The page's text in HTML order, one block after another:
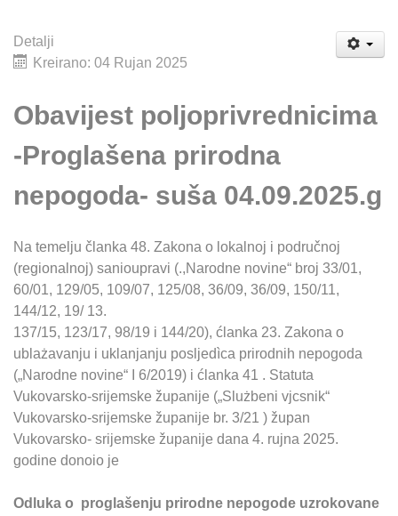
Detalji
Kreirano: 04 Rujan 2025
Obavijest poljoprivrednicima
-Proglašena prirodna
nepogoda- suša 04.09.2025.g
Na temelju članka 48. Zakona o lokalnoj i područnoj
(regionalnoj) sanioupravi (.,Narodne novine“ broj 33/01,
60/01, 129/05, 109/07, 125/08, 36/09, 36/09, 150/11,
144/12, 19/ 13.
137/15, 123/17, 98/19 i 144/20), ćlanka 23. Zakona o
ublażavanju i uklanjanju posljedìca prirodnih nepogoda
(„Narodne novine“ I 6/2019) i ćlanka 41 . Statuta
Vukovarsko-srijemske županije („Slużbeni vjcsnik“
Vukovarsko-srijemske županije br. 3/21 ) župan
Vukovarsko- srijemske županije dana 4. rujna 2025.
godine donoio je
Odluka o proglašenju prirodne nepogode uzrokovane